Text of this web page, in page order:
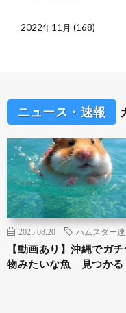
2022年11月 (168)
ニュース・速報
2025.08.20 ハムスター速
【動画あり】沖縄でガ
物みたいな魚 見つかる